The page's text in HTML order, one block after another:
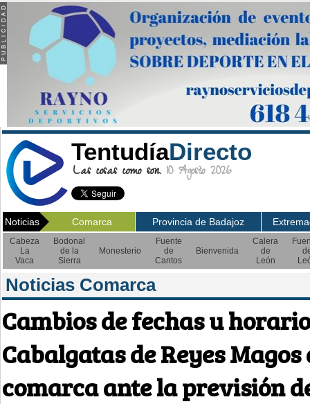
TentudíaDirecto
Las cosas como son. 10 Agosto 2026
Noticias Comarca Provincia de Badajoz
Cabeza
La
Vaca
Bodonal
de la
Sierra
Monesterio
Fuente
de
Cantos
Bienvenida
Calera
de
León
Noticias Comarca
Cambios de fechas u
Cabalgatas de Reyes Magos
comarca ante la previsión